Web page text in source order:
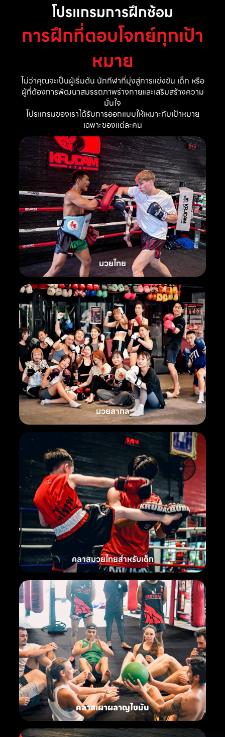
โปรแกรมการฝึกซ้อม
การฝึกที่ตอบโจทย์ทุกเป้า
หมาย
ไม่ว่าคุณจะเป็นผู้เริ่มต้น นักกีฬาที่มุ่งสู่การแข่งขัน เด็ก หรือ
ผู้ที่ต้องการพัฒนาสมรรถภาพร่างกายและเสริมสร้างความ
มั่นใจ
โปรแกรมของเราได้รับการออกแบบให้เหมาะกับเป้าหมาย
เฉพาะของแต่ละคน
มวยไทย
มวยสากล
คลาสมวยไทยสำหรับเด็ก
คลาสเผาผลาญไขมัน